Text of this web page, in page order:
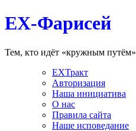
EX-Фарисей
Тем, кто идёт «кружным путём»
EXТракт
Авторизация
Наша инициатива
О нас
Правила сайта
Наше исповедание